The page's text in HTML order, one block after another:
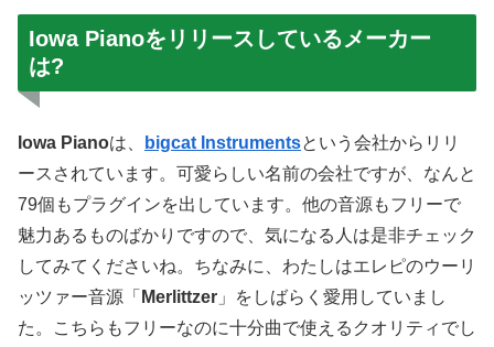
Iowa Pianoをリリースしているメーカー
は?
Iowa Pianoは、 bigcat Instrumentsという会社からリリ
ースされています。可愛らしい名前の会社ですが、なんと
79個もプラグインを出しています。他の音源もフリーで
魅力あるものばかりですので、気になる人は是非チェック
してみてくださいね。ちなみに、わたしはエレピのウーリ
ッツァー音源「 Merlittzer 」をしばらく愛用していまし
た。こちらもフリーなのに十分曲で使えるクオリティでし